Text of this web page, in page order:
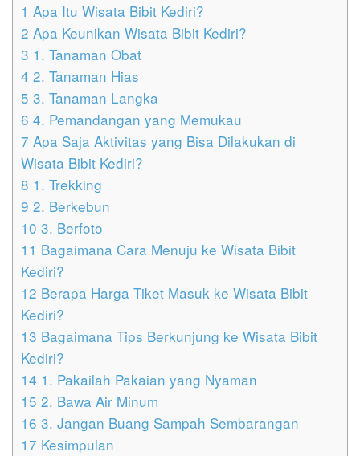
1 Apa Itu Wisata Bibit Kediri?
2 Apa Keunikan Wisata Bibit Kediri?
3 1. Tanaman Obat
4 2. Tanaman Hias
5 3. Tanaman Langka
6 4. Pemandangan yang Memukau
7 Apa Saja Aktivitas yang Bisa Dilakukan di
Wisata Bibit Kediri?
8 1. Trekking
9 2. Berkebun
10 3. Berfoto
11 Bagaimana Cara Menuju ke Wisata Bibit
Kediri?
12 Berapa Harga Tiket Masuk ke Wisata Bibit
Kediri?
13 Bagaimana Tips Berkunjung ke Wisata Bibit
Kediri?
14 1. Pakailah Pakaian yang Nyaman
15 2. Bawa Air Minum
16 3. Jangan Buang Sampah Sembarangan
17 Kesimpulan